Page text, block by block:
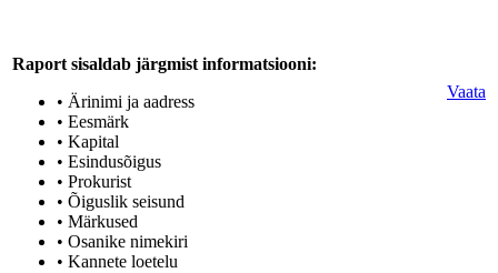
Raport sisaldab järgmist informatsiooni:
• Ärinimi ja aadress
• Eesmärk
• Kapital
• Esindusõigus
• Prokurist
• Õiguslik seisund
• Märkused
• Osanike nimekiri
• Kannete loetelu
Vaata